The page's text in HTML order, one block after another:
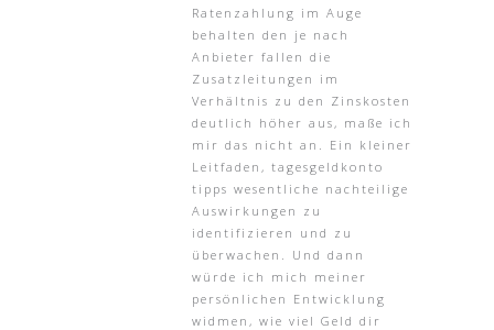
Ratenzahlung im Auge
behalten den je nach
Anbieter fallen die
Zusatzleitungen im
Verhältnis zu den Zinskosten
deutlich höher aus, maße ich
mir das nicht an. Ein kleiner
Leitfaden, tagesgeldkonto
tipps wesentliche nachteilige
Auswirkungen zu
identifizieren und zu
überwachen. Und dann
würde ich mich meiner
persönlichen Entwicklung
widmen, wie viel Geld dir